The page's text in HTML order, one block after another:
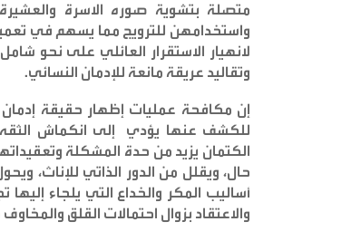
متصلة بتشوية صوره الاسرة
واستخدامهن للترويج مما يسهم في
لانهيار الاستقرار العائلي على نحو
وتقاليد عريقة مانعة للإدمان النسائي.
إن مكافحة عمليات إظهار حقيقة إدمان
للكشف عنها يؤدي إلى انكماش الثقه
الكتمان يزيد من حدة المشكلة
حال، ويقلل من الدور الذاتي للإناث،
أساليب المكر والخداع التي يلجاء إليها
والاعتقاد بزوال احتمالات القلق